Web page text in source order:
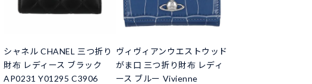
シャネル CHANEL 三つ折り
財布 レディース ブラック
AP0231 Y01295 C3906
ヴィヴィアンウエストウッド
がま口 三つ折り財布 レディ
ース ブルー Vivienne